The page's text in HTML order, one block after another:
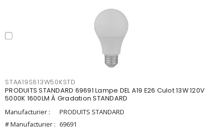
STAA19S613W50KSTD
PRODUITS STANDARD 69691 Lampe DEL A19 E26 Culot 13W 120V
5000K 1600LM À Gradation STANDARD
Manufacturier :
PRODUITS STANDARD
# Manufacturier : 69691